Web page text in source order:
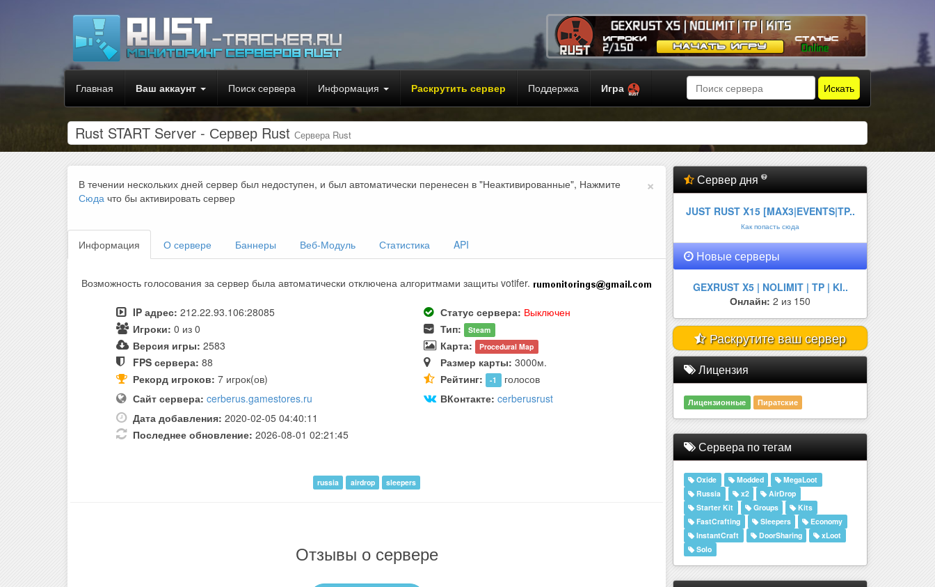
Главная Ваш аккаунт Поиск сервера Информация Раскрутить сервер Поддержка Игра Искать
Rust START Server - Сервер Rust Сервера Rust
×
В течении нескольких дней сервер был недоступен, и был автоматически перенесен в "Неактивированные", Нажмите
Сюда что бы активировать сервер
Информация О сервере Баннеры Веб-Модуль Статистика API
Возможность голосования за сервер была автоматически отключена алгоритмами защиты votifer.
IP адрес: 212.22.93.106:28085 Статус сервера: Выключен
Игроки: 0 из 0 Тип: Steam
Версия игры: 2583 Карта: Procedural Map
FPS сервера: 88 Размер карты: 3000м.
Рекорд игроков: 7 игрок(ов) Рейтинг: -1 голосов
Сайт сервера: cerberus.gamestores.ru ВКонтакте: cerberusrust
Дата добавления: 2020-02-05 04:40:11
Последнее обновление: 2026-08-01 02:21:45
russia airdrop sleepers
Отзывы о сервере
Сервер дня
JUST RUST X15 [MAX3|EVENTS|TP..
Как попасть сюда
Новые серверы
GEXRUST X5 | NOLIMIT | TP | KI..
Онлайн: 2 из 150
Раскрутите ваш сервер
Лицензия
Лицензионные Пиратские
Сервера по тегам
Oxide Modded
MegaLoot
Russia
x2
AirDrop
Starter Kit
Groups
Kits
FastCrafting
Sleepers
Economy
InstantCraft
DoorSharing
xLoot
Solo